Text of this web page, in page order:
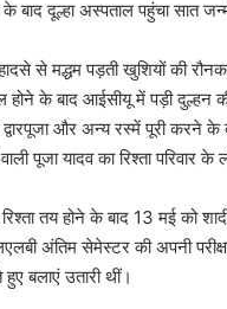
बाद दूल्हा अस्पताल पहुंचा सात
से मद्धम पड़ती खुशियों की
होने के बाद आईसीयू में पड़ी दुल्हन
और अन्य रस्में पूरी करने के
पूजा यादव का रिश्ता परिवार
तय होने के बाद 13 मई को
अंतिम सेमेस्टर की अपनी
बलाएं उतारी थीं।